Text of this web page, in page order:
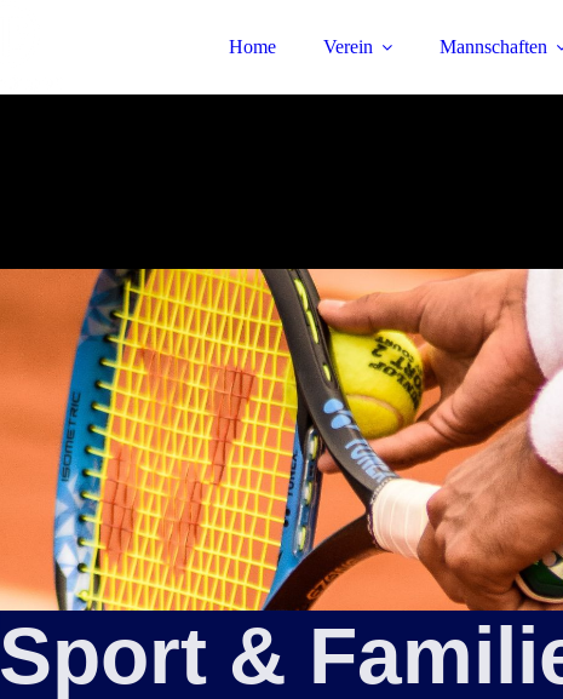
Home Verein Mannschaften
Sport &